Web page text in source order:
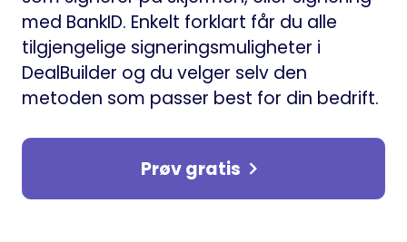
med BankID. Enkelt forklart får du alle
tilgjengelige signeringsmuligheter i
DealBuilder og du velger selv den
metoden som passer best for din bedrift.
Prøv gratis